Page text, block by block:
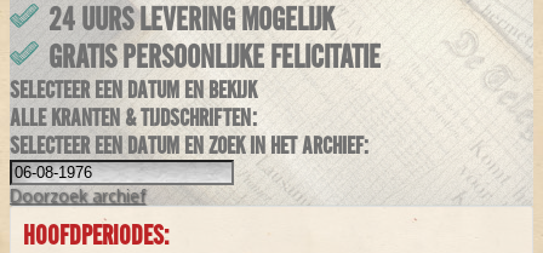
24 UURS LEVERING MOGELIJK
GRATIS PERSOONLIJKE FELICITATIE
SELECTEER EEN DATUM EN BEKIJK
ALLE KRANTEN & TIJDSCHRIFTEN:
SELECTEER EEN DATUM EN ZOEK IN HET ARCHIEF:
Doorzoek archief
HOOFDPERIODES: